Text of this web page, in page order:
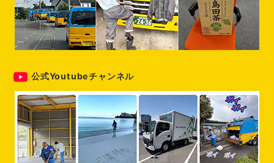
公式Youtubeチャンネル